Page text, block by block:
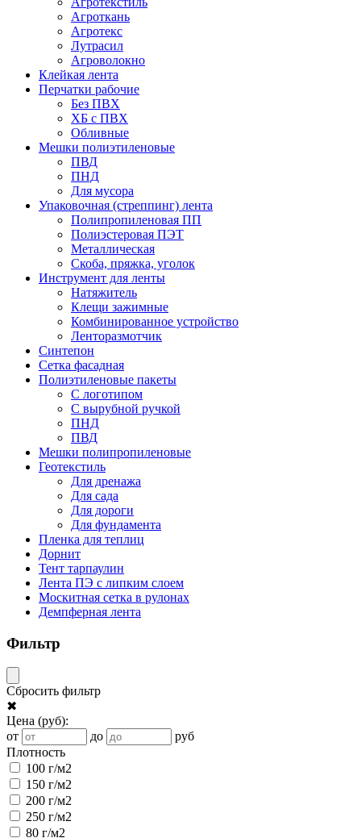
Агроткань
Агротекс
Лутрасил
Агроволокно
Клейкая лента
Перчатки рабочие
Без ПВХ
ХБ с ПВХ
Обливные
Мешки полиэтиленовые
ПВД
ПНД
Для мусора
Упаковочная (стреппинг) лента
Полипропиленовая ПП
Полиэстеровая ПЭТ
Металлическая
Скоба, пряжка, уголок
Инструмент для ленты
Натяжитель
Клещи зажимные
Комбинированное устройство
Ленторазмотчик
Синтепон
Сетка фасадная
Полиэтиленовые пакеты
С логотипом
С вырубной ручкой
ПНД
ПВД
Мешки полипропиленовые
Геотекстиль
Для дренажа
Для сада
Для дороги
Для фундамента
Пленка для теплиц
Дорнит
Тент тарпаулин
Лента ПЭ с липким слоем
Москитная сетка в рулонах
Демпферная лента
Фильтр
Сбросить фильтр
✖
Цена (руб):
от
до
руб
Плотность
100 г/м2
150 г/м2
200 г/м2
250 г/м2
80 г/м2